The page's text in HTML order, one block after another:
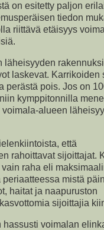
on esitetty paljon
tiedon
riittävä etäisyys
läheisyyden
laskevat. Karrikoiden
perästä pois. Jos on
kymppitonnilla
voimala-alueen
että
rahoittavat sijoittajat.
raha eli
mistä
haitat ja naapuruston
sijoittajia
hassusti voimalan